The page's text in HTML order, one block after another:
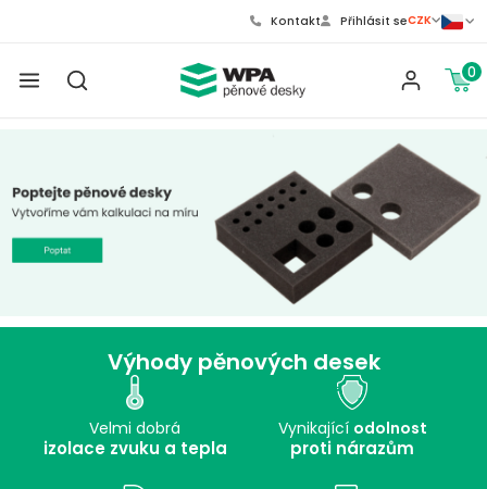
CZK
Kontakt Přihlásit se
0
Výhody pěnových desek
Velmi dobrá
izolace zvuku a tepla
Vynikající odolnost
proti nárazům